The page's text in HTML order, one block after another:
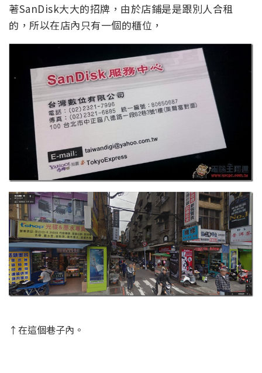
著SanDisk大大的招牌，由於店鋪是是跟別人合租
的，所以在店內只有一個的櫃位，
↑在這個巷子內。